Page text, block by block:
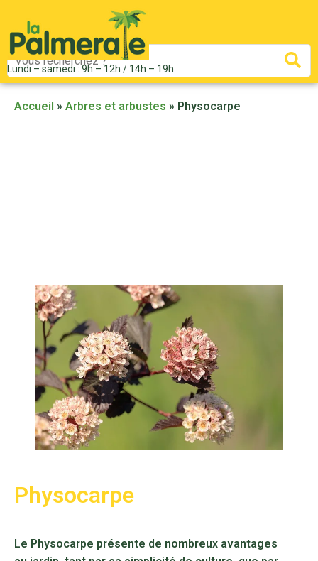
Lundi – samedi : 9h – 12h / 14h – 19h
Mots
clés
:
Accueil » Arbres et arbustes » Physocarpe
Physocarpe
Le Physocarpe présente de nombreux avantages